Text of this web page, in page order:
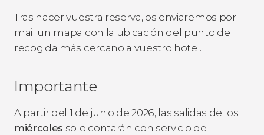
Tras hacer vuestra reserva, os enviaremos por
mail un mapa con la ubicación del punto de
recogida más cercano a vuestro hotel.
Importante
A partir del 1 de junio de 2026, las salidas de los
miércoles solo contarán con servicio de